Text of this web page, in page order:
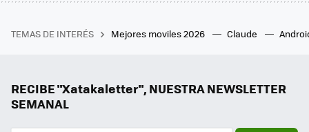
TEMAS DE INTERÉS Mejores moviles 2026 Claude
RECIBE "Xatakaletter", NUESTRA NEWSLETTER
SEMANAL